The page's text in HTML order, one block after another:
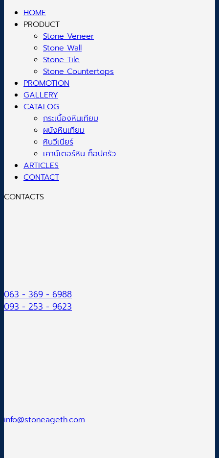
HOME
PRODUCT
Stone Veneer
Stone Wall
Stone Tile
Stone Countertops
PROMOTION
GALLERY
CATALOG
กระเบื้องหินเทียม
ผนังหินเทียม
หินวีเนียร์
เคาน์เตอร์หิน ท็อปครัว
ARTICLES
CONTACT
CONTACTS
063 - 369 - 6988
093 - 253 - 9623
info@stoneageth.com